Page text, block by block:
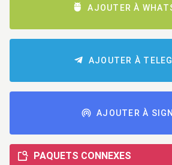
AJOUTER À
AJOUTER À
AJOUTER À
PAQUETS CONNEXES